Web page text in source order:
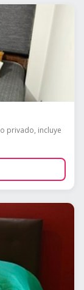
privado, incluye